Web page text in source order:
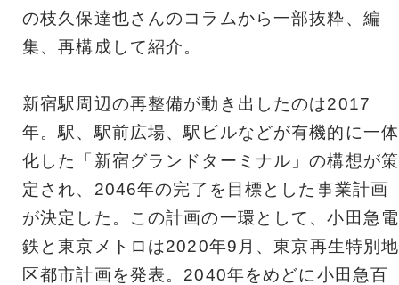
の枝久保達也さんのコラムから一部抜粋、編
集、再構成して紹介。
新宿駅周辺の再整備が動き出したのは2017
年。駅、駅前広場、駅ビルなどが有機的に一体
化した「新宿グランドターミナル」の構想が策
定され、2046年の完了を目標とした事業計画
が決定した。この計画の一環として、小田急電
鉄と東京メトロは2020年9月、東京再生特別地
区都市計画を発表。2040年をめどに小田急百